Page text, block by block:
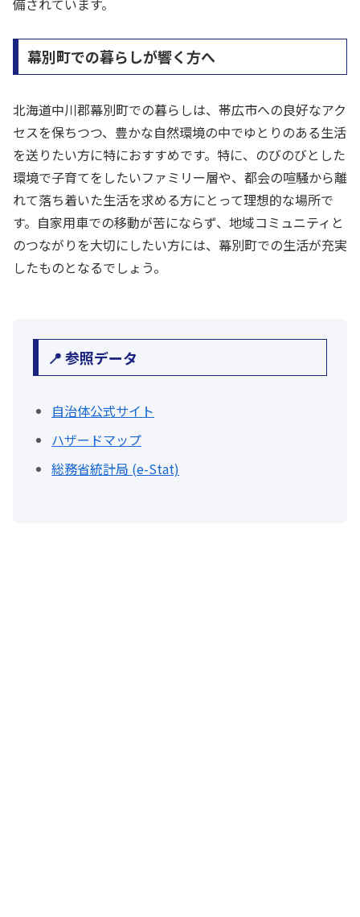
備されています。
幕別町での暮らしが響く方へ
北海道中川郡幕別町での暮らしは、帯広市への良好なアク
セスを保ちつつ、豊かな自然環境の中でゆとりのある生活
を送りたい方に特におすすめです。特に、のびのびとした
環境で子育てをしたいファミリー層や、都会の喧騒から離
れて落ち着いた生活を求める方にとって理想的な場所で
す。自家用車での移動が苦にならず、地域コミュニティと
のつながりを大切にしたい方には、幕別町での生活が充実
したものとなるでしょう。
📍 参照データ
自治体公式サイト
ハザードマップ
総務省統計局 (e-Stat)